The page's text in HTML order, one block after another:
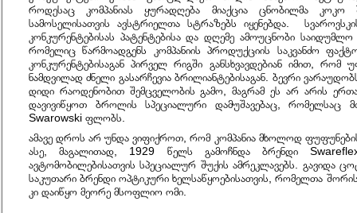
როდესაც კომპანიას ყურადღება მიაქცია ცნობილმა კოკო
სამოსელისათვის ავსტრიელთა სტრაზებს იყენებდა.
კონკურენტებისას პატენტებისა და დღემე ამოუცნობი
რომელიც წარმოადგენს კომპანიის პროდუქციის საკვანძო
კონკურენტებისაგან პირველ რიგში განსხვავდებიან იმით,
ნამდვილად ძნელი გასარჩევია ბრილიანტებისაგან. ბევრი
დიდი რაოდენობით შემცველობის გამო, მაგრამ ეს არ არის
დავივიწყოთ ბროლის სპეციალური დამუშავებაც,
Swarowski ფლობს.
ამავე დროს არ უნდა ვიფიქროთ, რომ კომპანია მხოლოდ
ასე, მაგალითად, 1929 წელს გამოჩნდა ბრენდი
ავტომობილებისათვის სპეციალურ შუქის ამრეკლავებს. გავიდა
საკუთარი ბრენდი ოპტიკური ხელსაწყოებისათვის, რომელთა
კი დაიწყო მეორე მსოფლიო ომი.